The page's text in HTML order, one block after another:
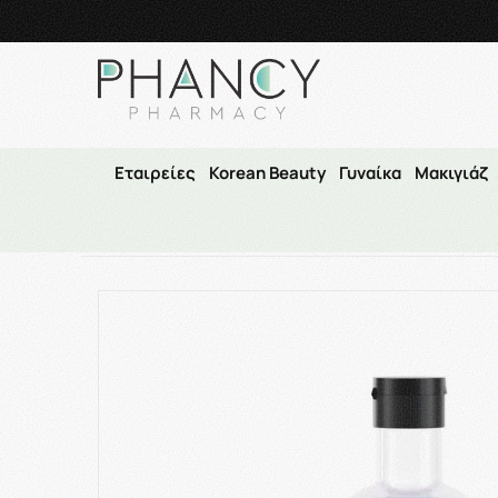
Τηλεφωνικές
Εταιρείες Korean Beauty Γυναίκα Μακιγιάζ